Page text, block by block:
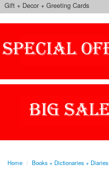
Gift + Decor + Greeting Cards
Home / Books + Dictionaries + Diaries